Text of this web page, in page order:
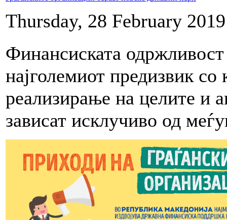
Thursday, 28 February
Финансиската
најголемиот предизвик со
реализирање на целите и
зависат исклучиво од